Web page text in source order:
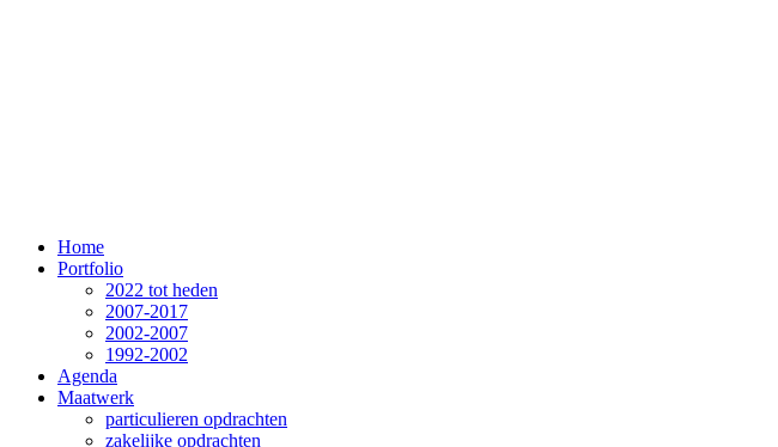
Home
Portfolio
2022 tot heden
2007-2017
2002-2007
1992-2002
Agenda
Maatwerk
particulieren opdrachten
zakelijke opdrachten